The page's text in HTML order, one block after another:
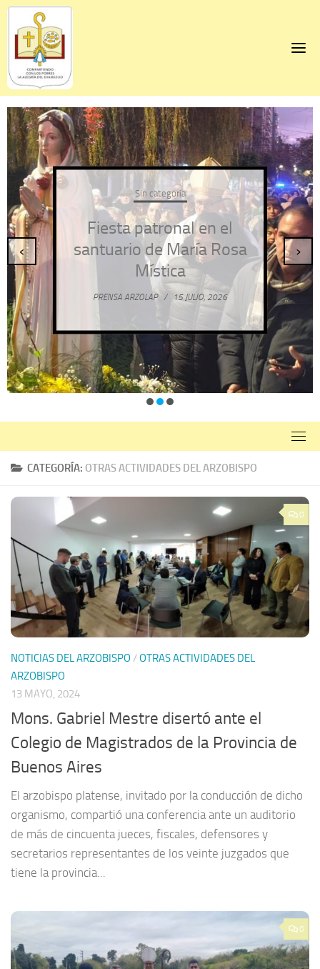
Skip
content
Sin categoría
Fiesta patronal en el
santuario de María Rosa
Mística
PRENSA ARZOLAP / 15 JULIO, 2026
‹ ›
CATEGORÍA: OTRAS ACTIVIDADES DEL ARZOBISPO
0
NOTICIAS DEL ARZOBISPO /OTRAS ACTIVIDADES DEL
ARZOBISPO
13 MAYO, 2024
Mons. Gabriel Mestre disertó ante el
Colegio de Magistrados de la Provincia de
Buenos Aires
El arzobispo platense, invitado por la conducción de dicho
organismo, compartió una conferencia ante un auditorio
de más de cincuenta jueces, fiscales, defensores y
secretarios representantes de los veinte juzgados que
tiene la provincia...
0